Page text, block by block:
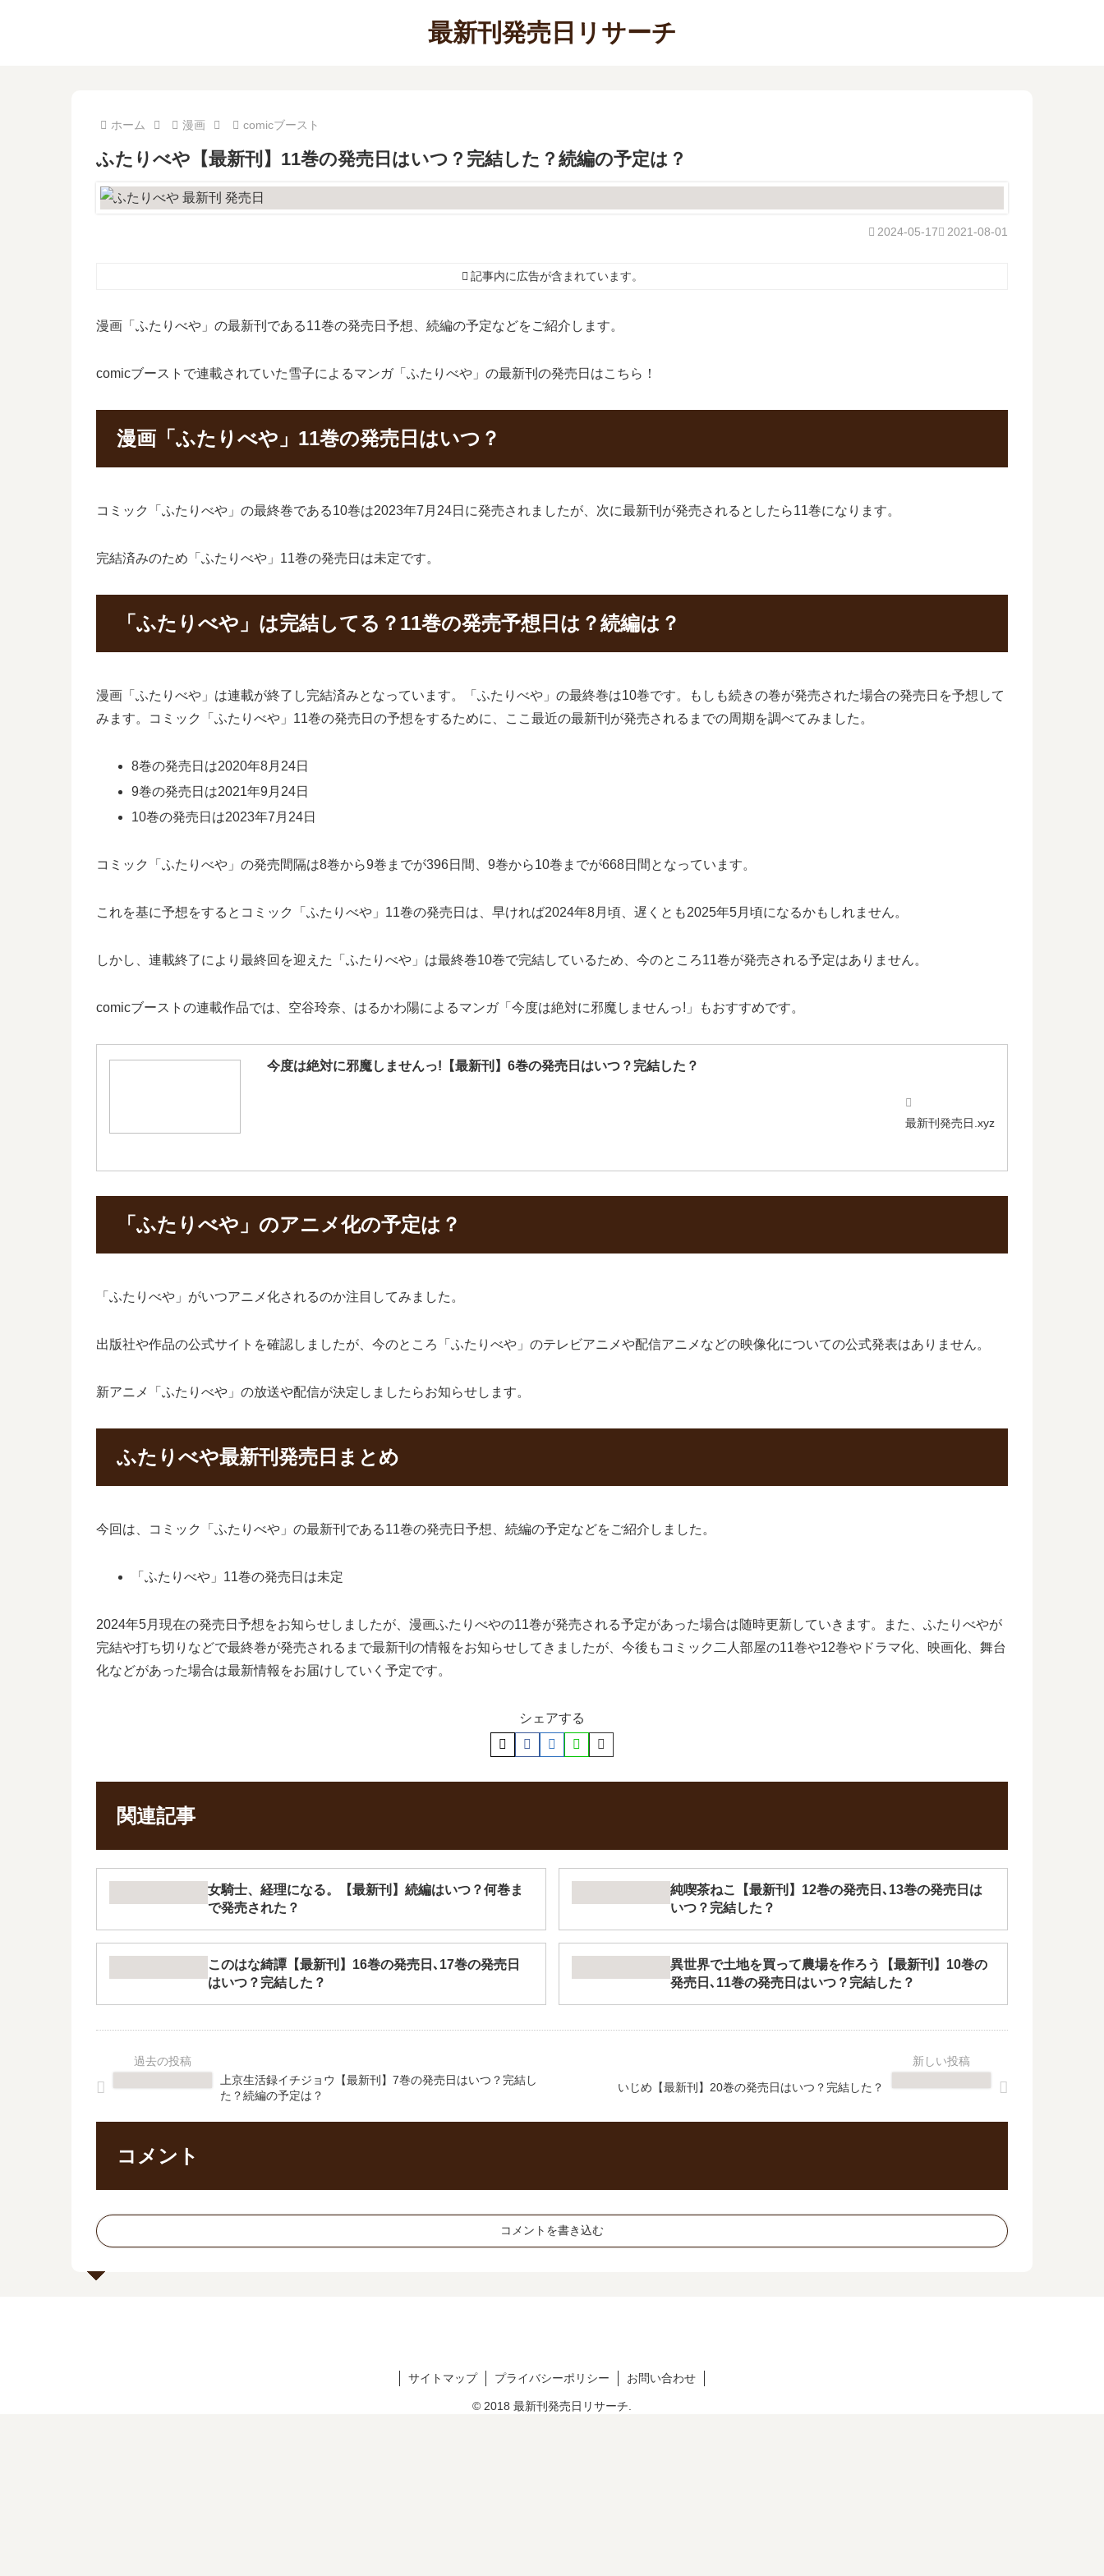
最新刊発売日リサーチ
ホーム 漫画 comicブースト
ふたりべや【最新刊】11巻の発売日はいつ？完結した？続編の予定は？
2021-08-01
2024-05-17
記事内に広告が含まれています。
漫画「ふたりべや」の最新刊である11巻の発売日予想、続編の予定などをご紹介します。
comicブーストで連載されていた雪子によるマンガ「ふたりべや」の最新刊の発売日はこちら！
漫画「ふたりべや」11巻の発売日はいつ？
コミック「ふたりべや」の最終巻である10巻は2023年7月24日に発売されましたが、次に最新刊が発売されるとしたら11巻になります。
完結済みのため「ふたりべや」11巻の発売日は未定です。
「ふたりべや」は完結してる？11巻の発売予想日は？続編は？
漫画「ふたりべや」は連載が終了し完結済みとなっています。「ふたりべや」の最終巻は10巻です。もしも続きの巻が発売された場合の発売日を予想して
みます。コミック「ふたりべや」11巻の発売日の予想をするために、ここ最近の最新刊が発売されるまでの周期を調べてみました。
8巻の発売日は2020年8月24日
9巻の発売日は2021年9月24日
10巻の発売日は2023年7月24日
コミック「ふたりべや」の発売間隔は8巻から9巻までが396日間、9巻から10巻までが668日間となっています。
これを基に予想をするとコミック「ふたりべや」11巻の発売日は、早ければ2024年8月頃、遅くとも2025年5月頃になるかもしれません。
しかし、連載終了により最終回を迎えた「ふたりべや」は最終巻10巻で完結しているため、今のところ11巻が発売される予定はありません。
comicブーストの連載作品では、空谷玲奈、はるかわ陽によるマンガ「今度は絶対に邪魔しませんっ!」もおすすめです。
今度は絶対に邪魔しませんっ!【最新刊】6巻の発売日はいつ？完結した？
最新刊発売日.xyz
「ふたりべや」のアニメ化の予定は？
「ふたりべや」がいつアニメ化されるのか注目してみました。
出版社や作品の公式サイトを確認しましたが、今のところ「ふたりべや」のテレビアニメや配信アニメなどの映像化についての公式発表はありません。
新アニメ「ふたりべや」の放送や配信が決定しましたらお知らせします。
ふたりべや最新刊発売日まとめ
今回は、コミック「ふたりべや」の最新刊である11巻の発売日予想、続編の予定などをご紹介しました。
「ふたりべや」11巻の発売日は未定
2024年5月現在の発売日予想をお知らせしましたが、漫画ふたりべやの11巻が発売される予定があった場合は随時更新していきます。また、ふたりべやが
完結や打ち切りなどで最終巻が発売されるまで最新刊の情報をお知らせしてきましたが、今後もコミック二人部屋の11巻や12巻やドラマ化、映画化、舞台
化などがあった場合は最新情報をお届けしていく予定です。
シェアする
関連記事
女騎士、経理になる。【最新刊】続編はいつ？何巻ま
で発売された？
純喫茶ねこ【最新刊】12巻の発売日､13巻の発売日は
いつ？完結した？
このはな綺譚【最新刊】16巻の発売日､17巻の発売日
はいつ？完結した？
異世界で土地を買って農場を作ろう【最新刊】10巻の
発売日､11巻の発売日はいつ？完結した？
上京生活録イチジョウ【最新刊】7巻の発売日はいつ？完結し
た？続編の予定は？
いじめ【最新刊】20巻の発売日はいつ？完結した？
コメント
コメントを書き込む
サイトマップ プライバシーポリシー お問い合わせ
© 2018 最新刊発売日リサーチ.